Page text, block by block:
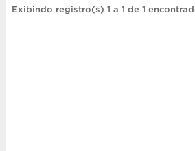
Exibindo registro(s) 1 a 1 de 1